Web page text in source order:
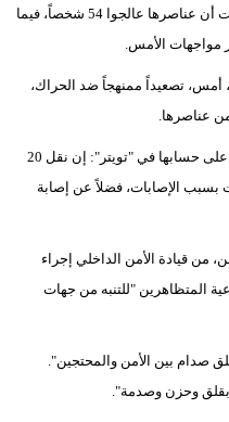
وكانت المديرية العامة للدفاع المدني أعلنت أن عناصرها عالجوا 54 شخصاً، فيما
أمس، تصعيداً ممنهجاً ضد الحراك،
عناصرها.
وقالت قوى الأمن الداخلي في بيان نشرته على حسابها في "تويتر": إن نقل 20
بسبب الإصابات، فضلاً عن إصابة
من قيادة الأمن الداخلي إجراء
المتظاهرين "للتنبه من جهات
صدام بين الأمن والمحتجين".
وحزن وصدمة".